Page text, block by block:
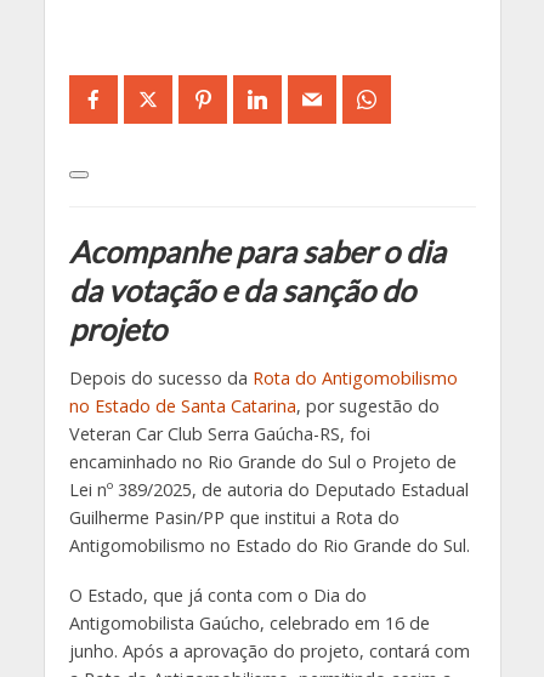
Acompanhe para saber o dia
da votação e da sanção do
projeto
Depois do sucesso da Rota do Antigomobilismo
no Estado de Santa Catarina, por sugestão do
Veteran Car Club Serra Gaúcha-RS, foi
encaminhado no Rio Grande do Sul o Projeto de
Lei nº 389/2025, de autoria do Deputado Estadual
Guilherme Pasin/PP que institui a Rota do
Antigomobilismo no Estado do Rio Grande do Sul.
O Estado, que já conta com o Dia do
Antigomobilista Gaúcho, celebrado em 16 de
junho. Após a aprovação do projeto, contará com